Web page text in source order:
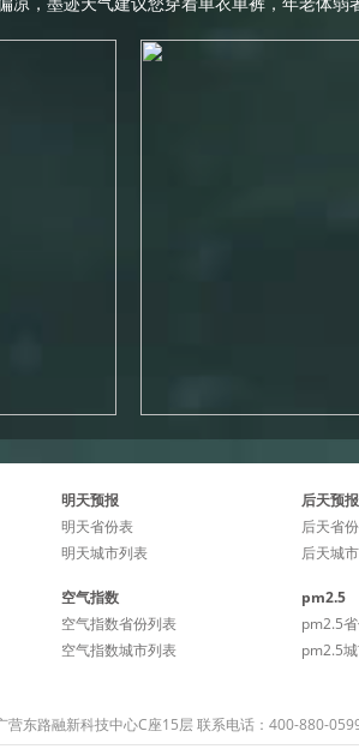
明天预报
明天省份表
明天城市列表
后天预报
后天省
后天城
空气指数
空气指数省份列表
空气指数城市列表
pm2.5
pm2.5
pm2.5
营东路融新科技中心C座15层 联系电话：400-880-